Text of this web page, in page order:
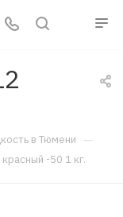
в Тюмени —
-50 1 кг.